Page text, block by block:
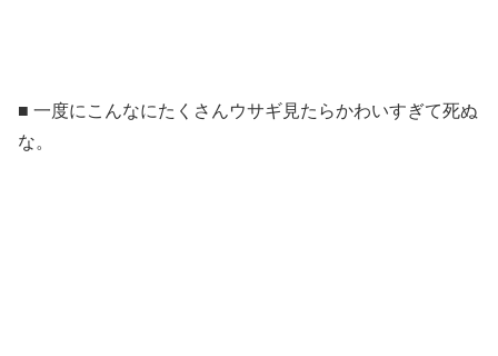
■ 一度にこんなにたくさんウサギ見たらかわいすぎて死ぬ
な。